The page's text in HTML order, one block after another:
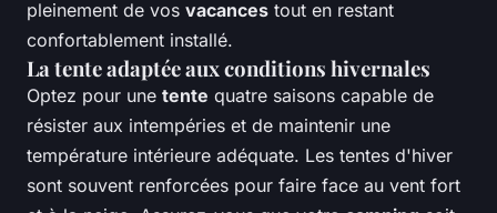
pleinement de vos vacances tout en restant
confortablement installé.
La tente adaptée aux conditions hivernales
Optez pour une tente quatre saisons capable de
résister aux intempéries et de maintenir une
température intérieure adéquate. Les tentes d'hiver
sont souvent renforcées pour faire face au vent fort